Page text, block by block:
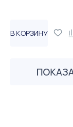
В КОРЗИНУ